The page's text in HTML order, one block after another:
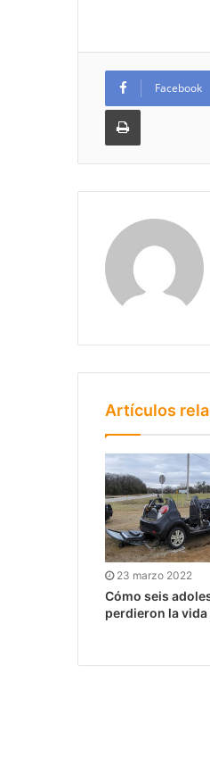
Facebook
Imprimir
Artículos
23 marzo 2022
Cómo seis
perdieron la